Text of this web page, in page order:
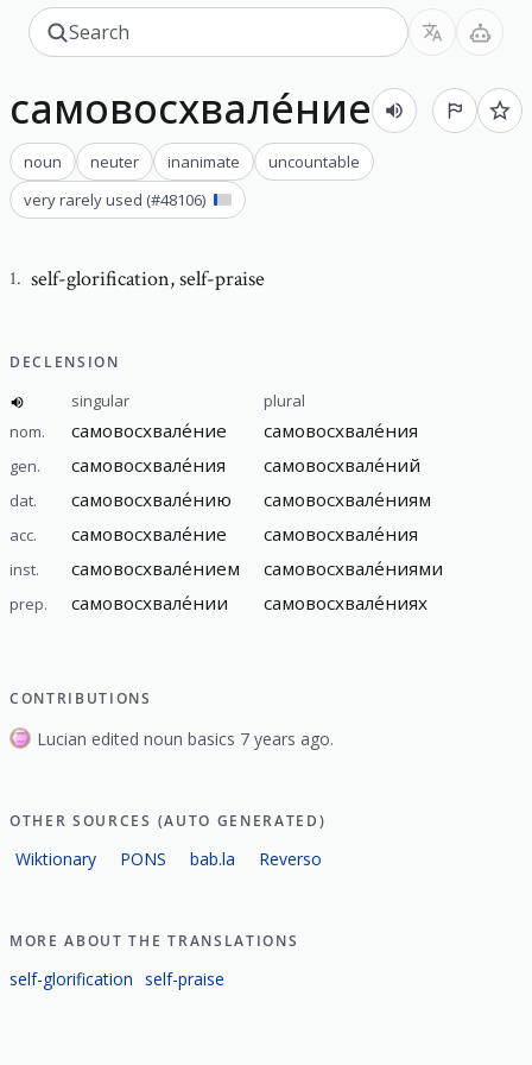
самовосхвале́ние
noun neuter inanimate
uncountable
very rarely used (#48106)
1. self-glorification,self-praise
DECLENSION
singular
plural
nom.
самовосхвале́ние самовосхвале́ния
gen. самовосхвале́ния самовосхвале́ний
dat. самовосхвале́нию самовосхвале́ниям
acc. самовосхвале́ние самовосхвале́ния
inst. самовосхвале́нием самовосхвале́ниями
prep. самовосхвале́нии самовосхвале́ниях
CONTRIBUTIONS
Lucian edited noun basics 7 years ago.
OTHER SOURCES (AUTO GENERATED)
Wiktionary PONS bab.la Reverso
MORE ABOUT THE TRANSLATIONS
self-glorification self-praise